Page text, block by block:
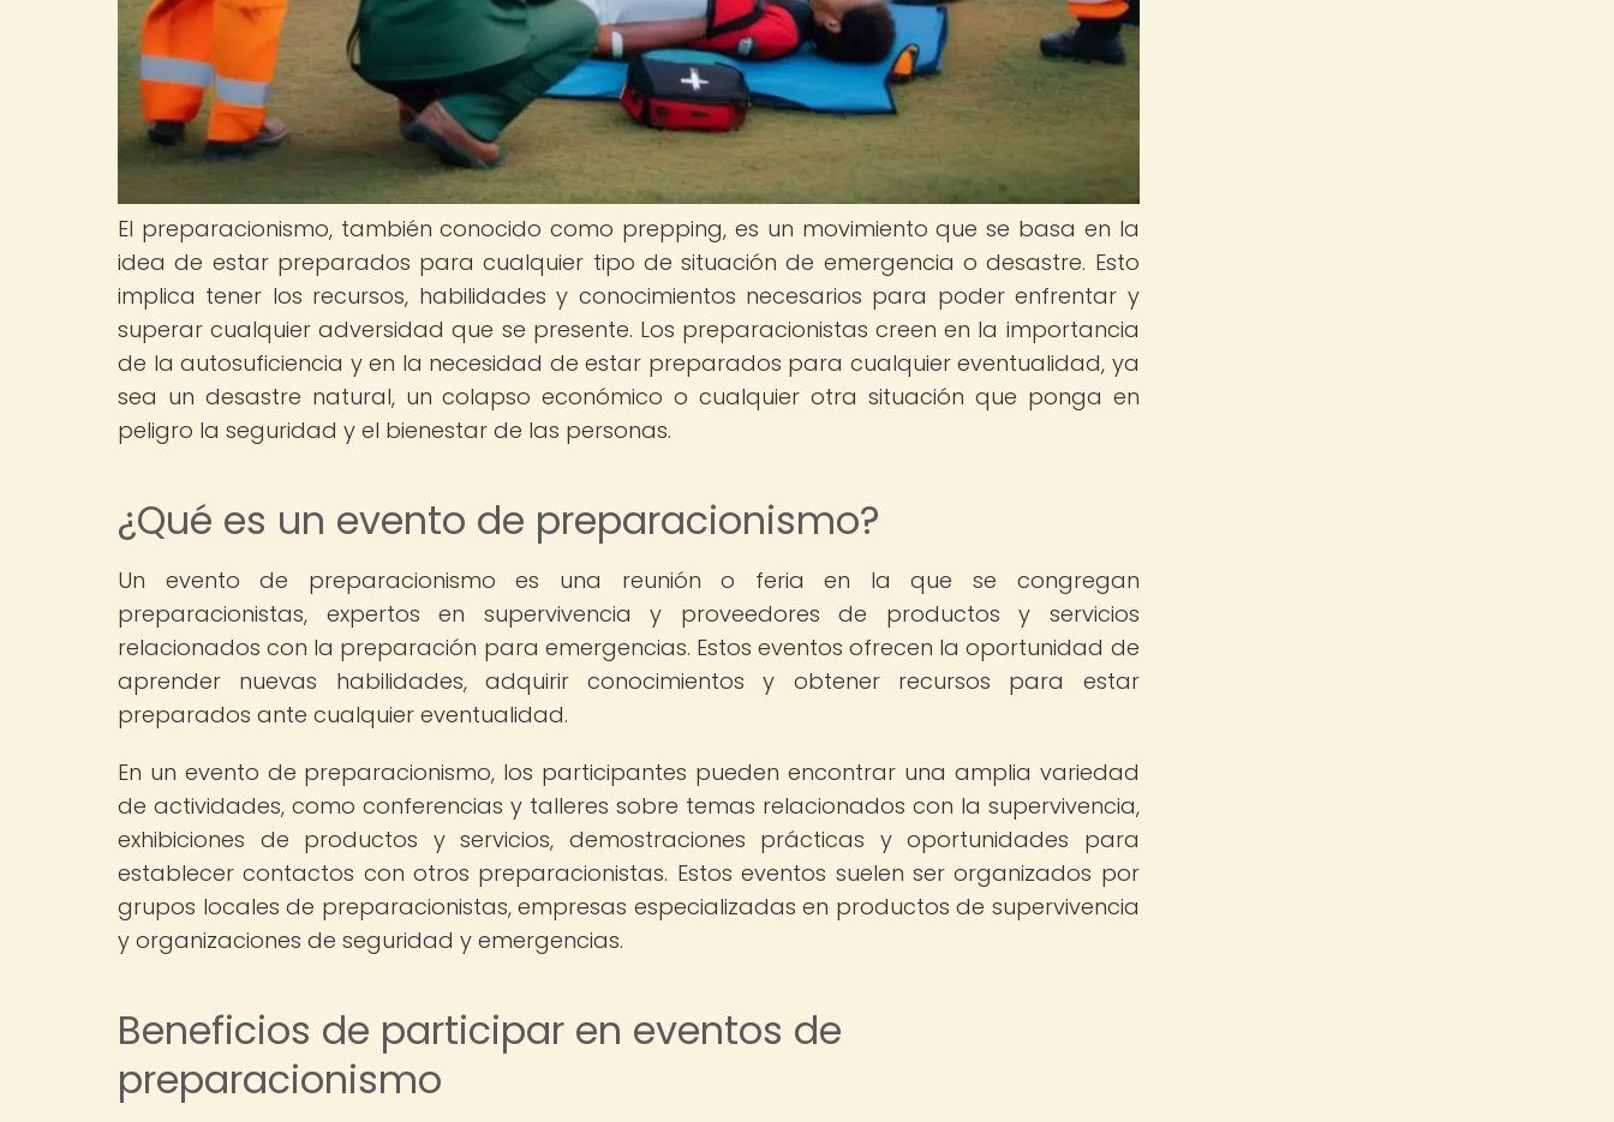
El preparacionismo, también conocido como prepping, es un movimiento que se basa en la
idea de estar preparados para cualquier tipo de situación de emergencia o desastre. Esto
implica tener los recursos, habilidades y conocimientos necesarios para poder enfrentar y
superar cualquier adversidad que se presente. Los preparacionistas creen en la importancia
de la autosuficiencia y en la necesidad de estar preparados para cualquier eventualidad, ya
sea un desastre natural, un colapso económico o cualquier otra situación que ponga en
peligro la seguridad y el bienestar de las personas.
¿Qué es un evento de preparacionismo?
Un evento de preparacionismo es una reunión o feria en la que se congregan
preparacionistas, expertos en supervivencia y proveedores de productos y servicios
relacionados con la preparación para emergencias. Estos eventos ofrecen la oportunidad de
aprender nuevas habilidades, adquirir conocimientos y obtener recursos para estar
preparados ante cualquier eventualidad.
En un evento de preparacionismo, los participantes pueden encontrar una amplia variedad
de actividades, como conferencias y talleres sobre temas relacionados con la supervivencia,
exhibiciones de productos y servicios, demostraciones prácticas y oportunidades para
establecer contactos con otros preparacionistas. Estos eventos suelen ser organizados por
grupos locales de preparacionistas, empresas especializadas en productos de supervivencia
y organizaciones de seguridad y emergencias.
Beneficios de participar en eventos de
preparacionismo